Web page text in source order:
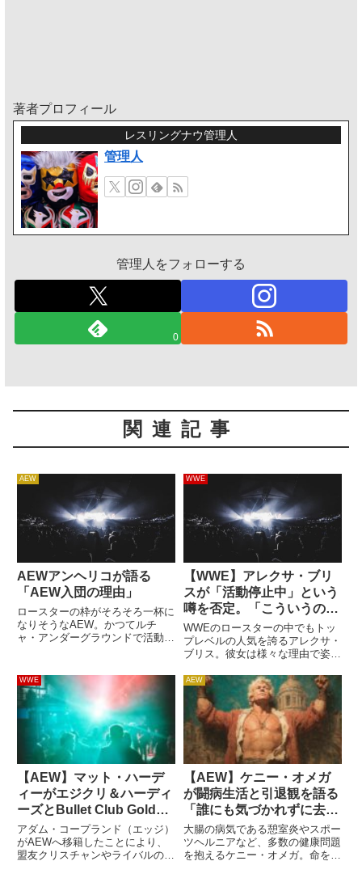
著者プロフィール
レスリングナウ管理人
管理人
管理人をフォローする
0
関連記事
AEW
AEWアンヘリコが語る
「AEW入団の理由」
ロースターの枠がそろそろ一杯に
なりそうなAEW。かつてルチ
ャ・アンダーグラウンドで活動し
催2週間前に滑り込みでAEWと契
約を結びました。彼はなぜ新興団
体に入団...
WWE
【WWE】アレクサ・ブリ
スが「活動停止中」という
噂を否定。「こういうのは
見飽きたよ」
WWEのロースターの中でもトッ
プレベルの人気を誇るアレクサ・
ブリス。彼女は様々な理由で姿を
活動を続ける事はなかなかできて
いません。2023年2月には「彼女
は休暇に入り、活動再開時期は未
定だ」と報じられました。レ...
WWE
【AEW】マット・ハーデ
ィーがエジクリ＆ハーディ
ーズとBullet Club Goldの
抗争を希望。「The Brood
のみんなで」
アダム・コープランド（エッジ）
がAEWへ移籍したことにより、
盟友クリスチャンやライバルのハ
AEW
【AEW】ケニー・オメガ
が闘病生活と引退観を語る
「誰にも気づかれずに去る
のが理想」
大腸の病気である憩室炎やスポー
ツヘルニアなど、多数の健康問題
を抱えるケニー・オメガ。命を削